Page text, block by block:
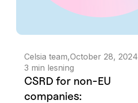
Celsia team,October 28, 2024
3 min lesning
CSRD for non-EU
companies: